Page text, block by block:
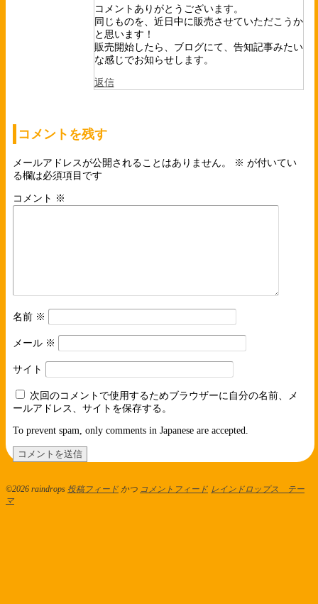
コメントありがとうございます。
同じものを、近日中に販売させていただこうか
と思います！
販売開始したら、ブログにて、告知記事みたい
な感じでお知らせします。
返信
コメントを残す
メールアドレスが公開されることはありません。 ※ が付いてい
る欄は必須項目です
コメント ※
名前 ※
メール ※
サイト
次回のコメントで使用するためブラウザーに自分の名前、メ
ールアドレス、サイトを保存する。
To prevent spam, only comments in Japanese are accepted.
©2026 raindrops 投稿フィード かつ コメントフィード レインドロップス テー
マ